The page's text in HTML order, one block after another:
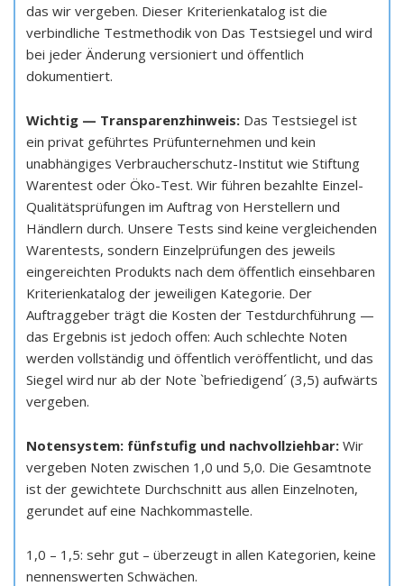
das wir vergeben. Dieser Kriterienkatalog ist die
verbindliche Testmethodik von Das Testsiegel und wird
bei jeder Änderung versioniert und öffentlich
dokumentiert.
Wichtig — Transparenzhinweis: Das Testsiegel ist
ein privat geführtes Prüfunternehmen und kein
unabhängiges Verbraucherschutz-Institut wie Stiftung
Warentest oder Öko-Test. Wir führen bezahlte Einzel-
Qualitätsprüfungen im Auftrag von Herstellern und
Händlern durch. Unsere Tests sind keine vergleichenden
Warentests, sondern Einzelprüfungen des jeweils
eingereichten Produkts nach dem öffentlich einsehbaren
Kriterienkatalog der jeweiligen Kategorie. Der
Auftraggeber trägt die Kosten der Testdurchführung —
das Ergebnis ist jedoch offen: Auch schlechte Noten
werden vollständig und öffentlich veröffentlicht, und das
Siegel wird nur ab der Note `befriedigend´ (3,5) aufwärts
vergeben.
Notensystem: fünfstufig und nachvollziehbar: Wir
vergeben Noten zwischen 1,0 und 5,0. Die Gesamtnote
ist der gewichtete Durchschnitt aus allen Einzelnoten,
gerundet auf eine Nachkommastelle.
1,0 – 1,5: sehr gut – überzeugt in allen Kategorien, keine
nennenswerten Schwächen.